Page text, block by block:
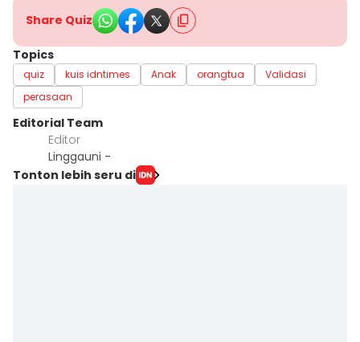
Share Quiz
Topics
quiz kuis idntimes Anak orangtua
Validasi
perasaan
Editorial Team
Editor
Linggauni -
Tonton lebih seru di